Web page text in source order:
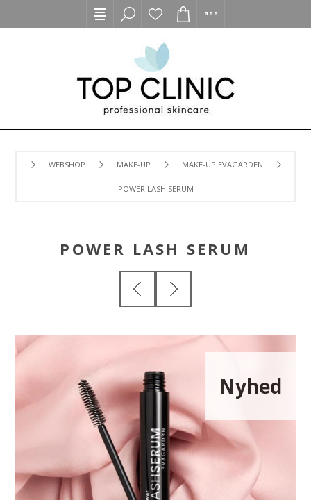
WEBSHOP MAKE-UP MAKE-UP EVAGARDEN
POWER LASH SERUM
POWER LASH SERUM
Nyhed